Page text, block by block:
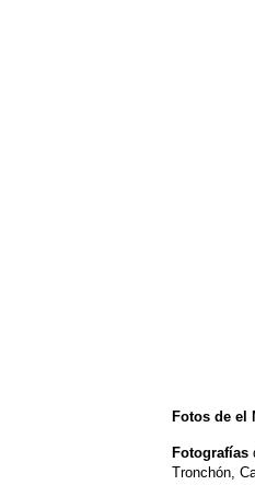
Fotos de el
Fotografías
Tronchón,